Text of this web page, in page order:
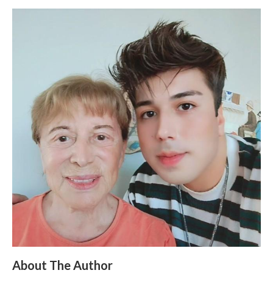
About The Author